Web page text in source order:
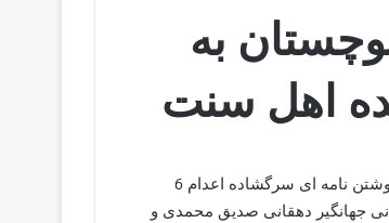
به
به گزارش کمپین فعالین بلوچ تعدادی از اهالی گرم بیت چابهار در بلوچستان با نوشتن نامه ای سرگشاده اعدام 6
جهانگیر دهقانی صدیق محمدی و